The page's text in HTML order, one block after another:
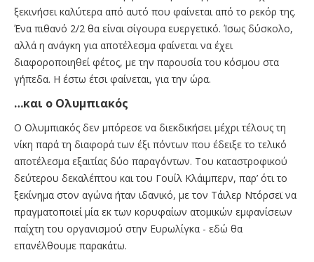
ξεκινήσει καλύτερα από αυτό που φαίνεται από το ρεκόρ της.
Ένα πιθανό 2/2 θα είναι σίγουρα ευεργετικό. Ίσως δύσκολο,
αλλά η ανάγκη για αποτέλεσμα φαίνεται να έχει
διαφοροποιηθεί φέτος, με την παρουσία του κόσμου στα
γήπεδα. Η έστω έτσι φαίνεται, για την ώρα.
…και ο Ολυμπιακός
Ο Ολυμπιακός δεν μπόρεσε να διεκδικήσει μέχρι τέλους τη
νίκη παρά τη διαφορά των έξι πόντων που έδειξε το τελικό
αποτέλεσμα εξαιτίας δύο παραγόντων. Του καταστροφικού
δεύτερου δεκαλέπτου και του Γουίλ Κλάιμπερν, παρ’ ότι το
ξεκίνημα στον αγώνα ήταν ιδανικό, με τον Τάιλερ Ντόρσεϊ να
πραγματοποιεί μία εκ των κορυφαίων ατομικών εμφανίσεων
παίχτη του οργανισμού στην Ευρωλίγκα - εδώ θα
επανέλθουμε παρακάτω.